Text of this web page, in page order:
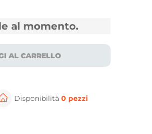
al momento.
AL CARRELLO
Disponibilità 0 pezzi